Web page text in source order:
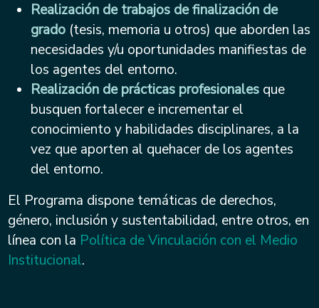
Realización de trabajos de finalización de
grado (tesis, memoria u otros) que aborden las
necesidades y/u oportunidades manifiestas de
los agentes del entorno.
Realización de prácticas profesionales que
busquen fortalecer e incrementar el
conocimiento y habilidades disciplinares, a la
vez que aporten al quehacer de los agentes
del entorno.
El Programa dispone temáticas de derechos,
género, inclusión y sustentabilidad, entre otros, en
línea con la Política de Vinculación con el Medio
Institucional.